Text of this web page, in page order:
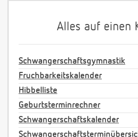
Alles auf einen
Schwangerschaftsgymnastik
Fruchbarkeitskalender
Hibbelliste
Geburtsterminrechner
Schwangerschaftskalender